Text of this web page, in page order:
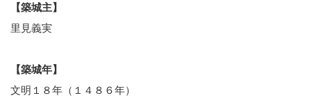
【築城主】
里見義実
【築城年】
文明１８年（１４８６年）